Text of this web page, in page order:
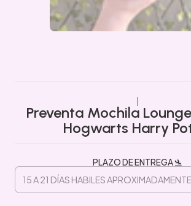
Preventa Mochila
Hogwarts Harry
PLAZO DE ENTREGA 🛬